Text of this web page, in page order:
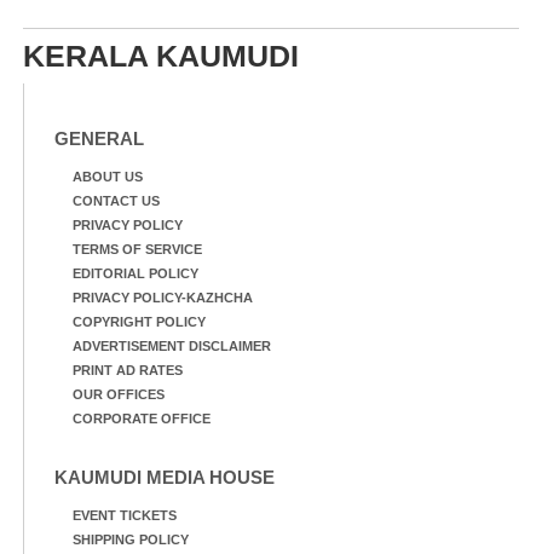
KERALA KAUMUDI
GENERAL
ABOUT US
CONTACT US
PRIVACY POLICY
TERMS OF SERVICE
EDITORIAL POLICY
PRIVACY POLICY-KAZHCHA
COPYRIGHT POLICY
ADVERTISEMENT DISCLAIMER
PRINT AD RATES
OUR OFFICES
CORPORATE OFFICE
KAUMUDI MEDIA HOUSE
EVENT TICKETS
SHIPPING POLICY